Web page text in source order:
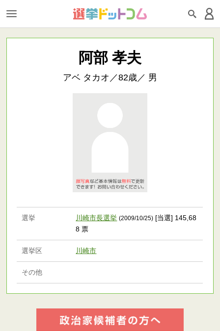
阿部 孝夫
アベ タカオ／82歳／ 男
選挙 川崎市長選挙 (2009/10/25) [当選] 145,68
8 票
選挙区 川崎市
その他